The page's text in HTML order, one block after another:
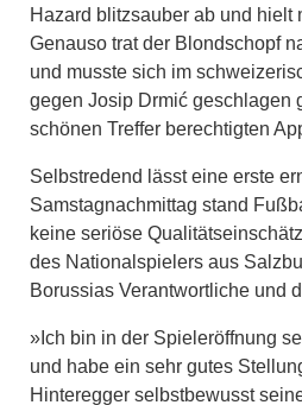
Hazard blitzsauber ab und hielt
Genauso trat der Blondschopf
und musste sich im
gegen Josip Drmić geschlagen
schönen Treffer berechtigten
Selbstredend lässt eine erste
Samstagnachmittag stand
keine seriöse
des Nationalspielers aus
Borussias Verantwortliche und
»Ich bin in der Spieleröffnung
und habe ein sehr gutes
Hinteregger selbstbewusst